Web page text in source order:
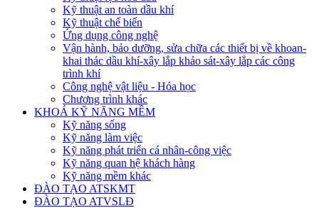
Kỹ thuật an toàn dầu khí
Kỹ thuật chế biến
Ứng dụng công nghệ
Vận hành, bảo dưỡng, sửa chữa các thiết bị về khoan-
khai thác dầu khí-xây lắp khảo sát-xây lắp các công
trình khí
Công nghệ vật liệu - Hóa học
Chương trình khác
KHOÁ KỸ NĂNG MỀM
Kỹ năng sống
Kỹ năng làm việc
Kỹ năng phát triển cá nhân-công việc
Kỹ năng quan hệ khách hàng
Kỹ năng mềm khác
ĐÀO TẠO ATSKMT
ĐÀO TẠO ATVSLĐ